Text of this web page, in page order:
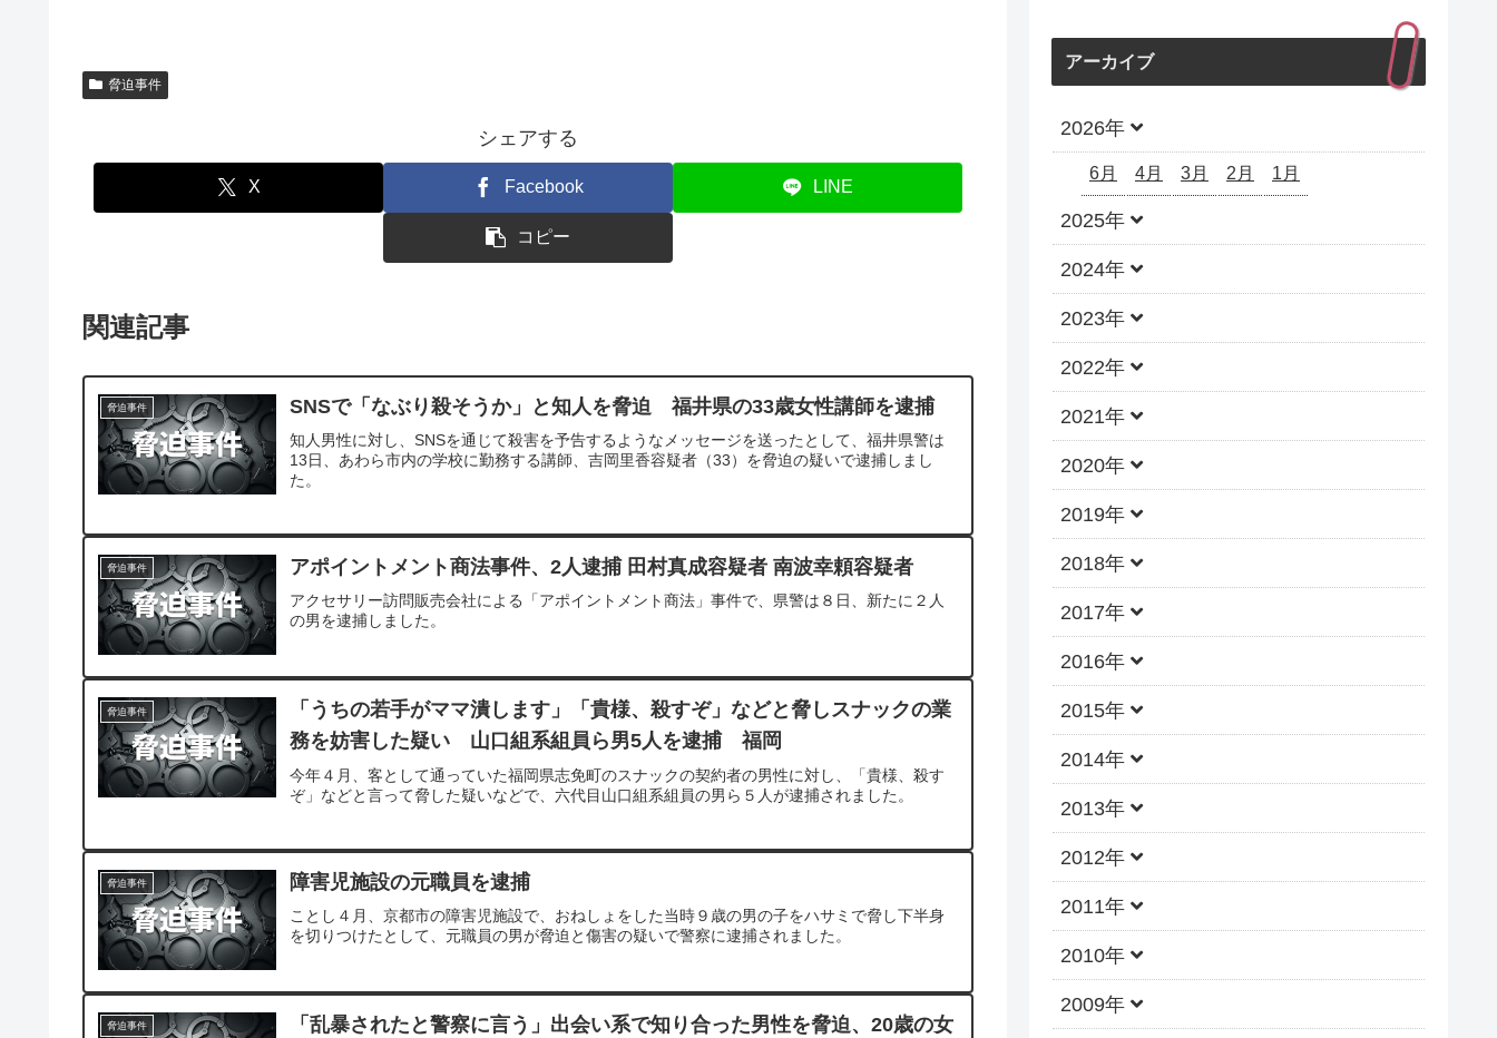
脅迫事件
シェアする
X Facebook LINE
コピー
関連記事
脅迫事件 SNSで「なぶり殺そうか」と知人を脅迫 福井県の33歳女性講師を逮捕
知人男性に対し、SNSを通じて殺害を予告するようなメッセージを送ったとして、福井県警は
13日、あわら市内の学校に勤務する講師、吉岡里香容疑者（33）を脅迫の疑いで逮捕しまし
た。
脅迫事件 アポイントメント商法事件、2人逮捕 田村真成容疑者 南波幸頼容疑者
アクセサリー訪問販売会社による「アポイントメント商法」事件で、県警は８日、新たに２人
の男を逮捕しました。
脅迫事件
「うちの若手がママ潰します」「貴様、殺すぞ」などと脅しスナックの業
務を妨害した疑い 山口組系組員ら男5人を逮捕 福岡
今年４月、客として通っていた福岡県志免町のスナックの契約者の男性に対し、「貴様、殺す
ぞ」などと言って脅した疑いなどで、六代目山口組系組員の男ら５人が逮捕されました。
脅迫事件 障害児施設の元職員を逮捕
ことし４月、京都市の障害児施設で、おねしょをした当時９歳の男の子をハサミで脅し下半身
を切りつけたとして、元職員の男が脅迫と傷害の疑いで警察に逮捕されました。
脅迫事件
「乱暴されたと警察に言う」出会い系で知り合った男性を脅迫、20歳の女
アーカイブ
2026年
6月 4月 3月 2月 1月
2025年
2024年
2023年
2022年
2021年
2020年
2019年
2018年
2017年
2016年
2015年
2014年
2013年
2012年
2011年
2010年
2009年